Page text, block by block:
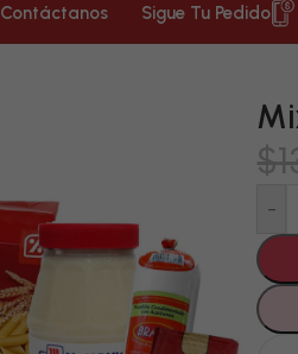
Contáctanos Sigue Tu Pedido
$
-